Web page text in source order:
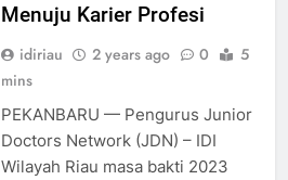
Menuju Karier Profesi
idiriau 2 years ago 0
5
mins
PEKANBARU — Pengurus Junior
Doctors Network (JDN) – IDI
Wilayah Riau masa bakti 2023